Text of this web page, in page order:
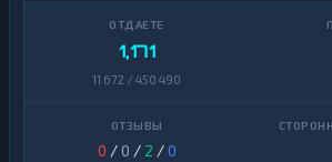
1,171
11 672 / 450 490
0 / 0 / 2 /0